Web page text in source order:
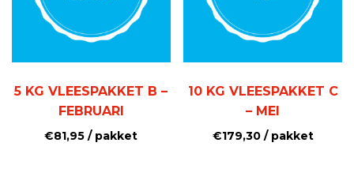
5 KG VLEESPAKKET B –
FEBRUARI
€81,95 / pakket
10 KG VLEESPAKKET C
– MEI
€179,30/ pakket